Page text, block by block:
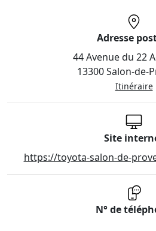
Adresse
44 Avenue du 22
13300 Salon-de-
Itinéraire
Site
https://toyota-salon-de-
N° de